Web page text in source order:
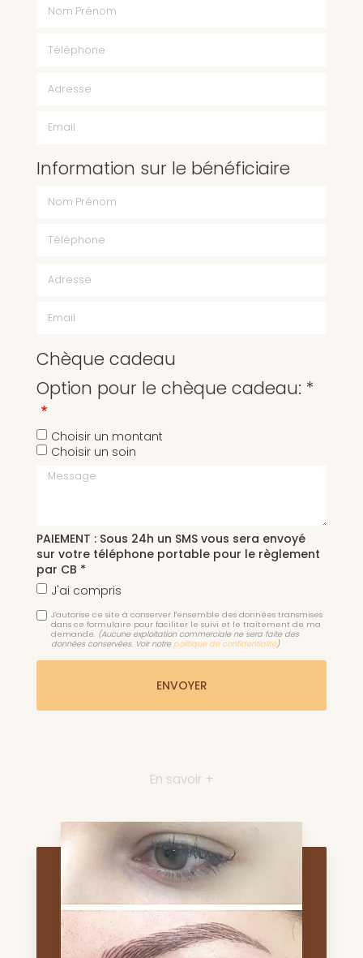
Information sur le bénéficiaire
Chèque cadeau
Option pour le chèque cadeau: *
Choisir un montant
Choisir un soin
Message
PAIEMENT : Sous 24h un SMS vous sera envoyé
sur votre téléphone portable pour le règlement
par CB *
J'ai compris
J'autorise ce site à conserver l'ensemble des données transmises
dans ce formulaire pour faciliter le suivi et le traitement de ma
demande. (Aucune exploitation commerciale ne sera faite des
données conservées. Voir notre politique de confidentialité)
En savoir +